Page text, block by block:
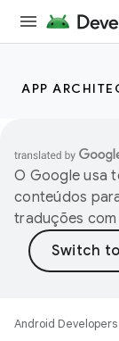
APP
O Google usa
conteúdos
traduções
Android Developers